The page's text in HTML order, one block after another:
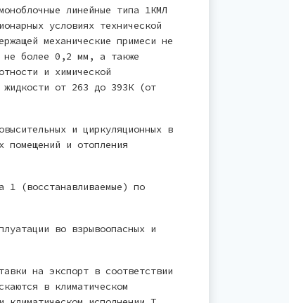
линейные типа 1КМЛ
условиях технической
механические примеси не
не более 0,2 мм, а также
и химической
жидкости от 263 до 393К (от
и циркуляционных в
помещений и отопления
1 (восстанавливаемые) по
во взрывоопасных и
на экспорт в соответствии
в климатическом